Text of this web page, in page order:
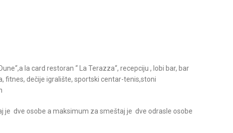
la card restoran “ La Terazza“, recepciju , lobi bar, bar
fitnes, dečije igralište, sportski centar-tenis,stoni
dve osobe a maksimum za smeštaj je dve odrasle osobe